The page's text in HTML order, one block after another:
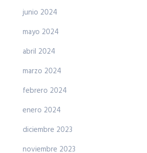
junio 2024
mayo 2024
abril 2024
marzo 2024
febrero 2024
enero 2024
diciembre 2023
noviembre 2023